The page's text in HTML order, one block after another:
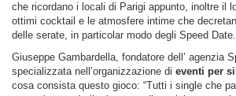
che ricordano i locali di Parigi appunto, inoltre il
ottimi cocktail e le atmosfere intime che
delle serate, in particolar modo degli Speed Date.
Giuseppe Gambardella, fondatore dell’ agenzia
specializzata nell’organizzazione di eventi per
cosa consista questo gioco: “Tutti i single che